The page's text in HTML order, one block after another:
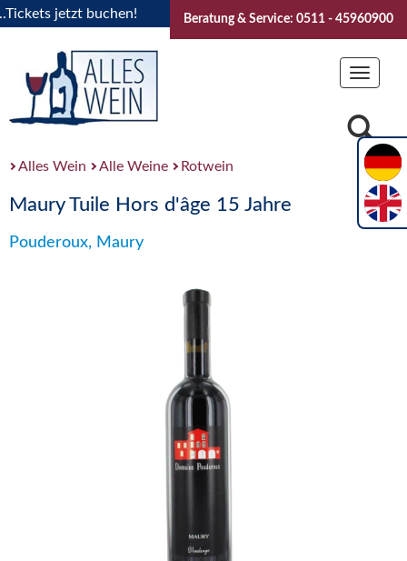
jetzt buchen! "Das Sommerfest 2026" Vive la
Beratung & Service: 0511 - 45960900
Toggle
Alles Wein Alle Weine Rotwein
Maury Tuile Hors d'âge 15 Jahre
Pouderoux, Maury